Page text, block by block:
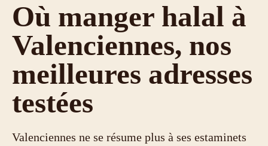
Où manger halal à
Valenciennes, nos
meilleures adresses
testées
Valenciennes ne se résume plus à ses estaminets